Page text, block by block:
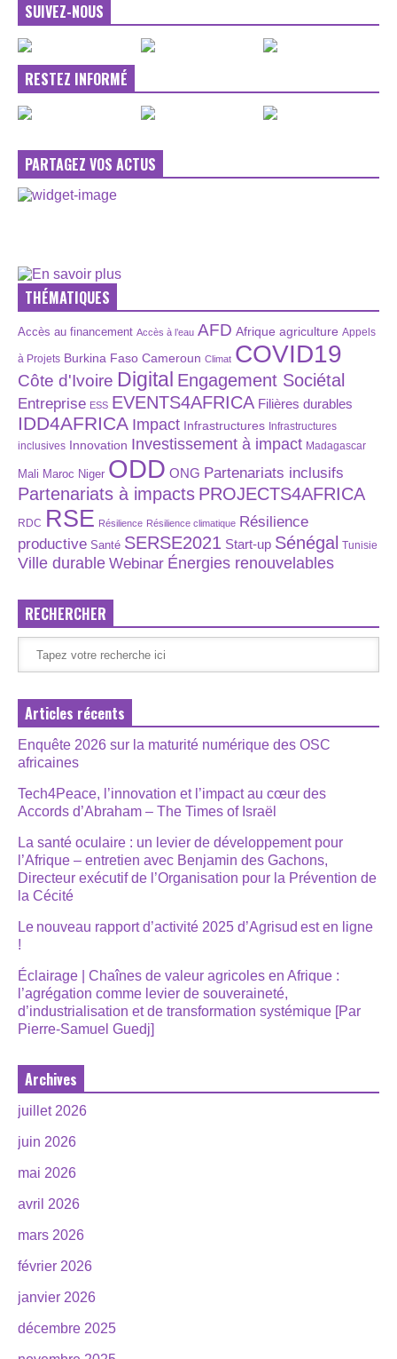
SUIVEZ-NOUS
RESTEZ INFORMÉ
PARTAGEZ VOS ACTUS
THÉMATIQUES
Accès au financement Accès à l’eau AFD Afrique agriculture Appels
à Projets Burkina Faso Cameroun Climat COVID19
Côte d'Ivoire Digital Engagement Sociétal
Entreprise ESS EVENTS4AFRICA Filières durables
IDD4AFRICA Impact Infrastructures Infrastructures
inclusives Innovation Investissement à impact Madagascar
Mali Maroc Niger ODD ONG Partenariats inclusifs
Partenariats à impacts PROJECTS4AFRICA
RDC RSE Résilience Résilience climatique Résilience
productive Santé SERSE2021 Start-up Sénégal Tunisie
Ville durable Webinar Énergies renouvelables
RECHERCHER
Articles récents
Enquête 2026 sur la maturité numérique des OSC
africaines
Tech4Peace, l’innovation et l’impact au cœur des
Accords d’Abraham – The Times of Israël
La santé oculaire : un levier de développement pour
l’Afrique – entretien avec Benjamin des Gachons,
Directeur exécutif de l’Organisation pour la Prévention de
la Cécité
Le nouveau rapport d’activité 2025 d’Agrisud est en ligne
!
Éclairage | Chaînes de valeur agricoles en Afrique :
l’agrégation comme levier de souveraineté,
d’industrialisation et de transformation systémique [Par
Pierre-Samuel Guedj]
Archives
juillet 2026
juin 2026
mai 2026
avril 2026
mars 2026
février 2026
janvier 2026
décembre 2025